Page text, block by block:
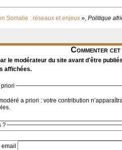
Somalie : réseaux et enjeux », Politique
Commenter
le modérateur du site avant d'être
affichées.
a priori : votre contribution
?
email